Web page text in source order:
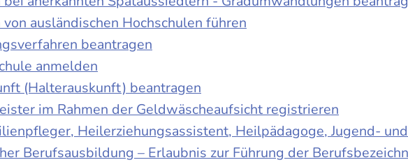
ausländischen Hochschulen führen
beantragen
anmelden
(Halterauskunft) beantragen
im Rahmen der Geldwäscheaufsicht registrieren
Heilerziehungsassistent, Heilpädagoge, Jugend-
Berufsausbildung – Erlaubnis zur Führung der